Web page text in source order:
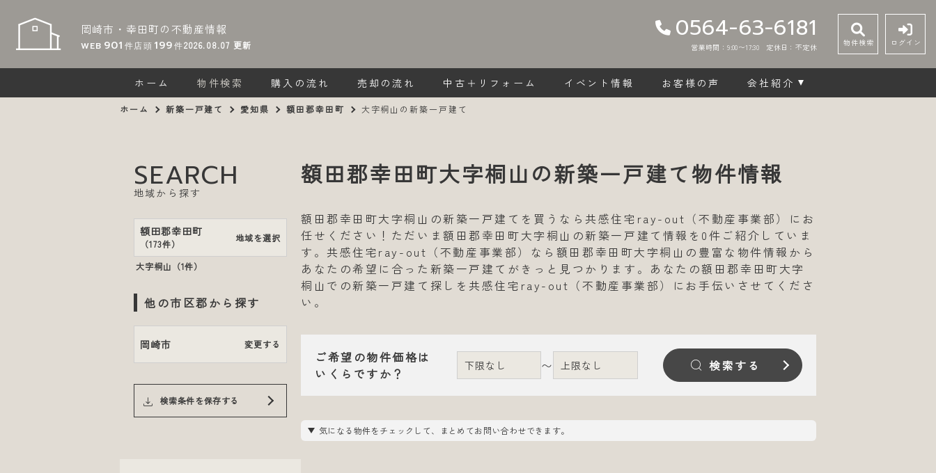
岡崎市・幸田町の不動産情報
WEB 901 件店頭 199件2026.08.07 更新
0564-63-6181
営業時間：9:00〜17:30 定休日：不定休 物件検索 ログイン
ホーム 物件検索 購入の流れ 売却の流れ 中古＋リフォーム イベント情報 お客様の声 会社紹介
ホーム 新築一戸建て 愛知県 額田郡幸田町 大字桐山の新築一戸建て
額田郡幸田町大字桐山の新築一戸建て物件情報
額田郡幸田町大字桐山の新築一戸建てを買うなら共感住宅ray-out（不動産事業部）にお
任せください！ただいま額田郡幸田町大字桐山の新築一戸建て情報を0件ご紹介していま
す。共感住宅ray-out（不動産事業部）なら額田郡幸田町大字桐山の豊富な物件情報から
あなたの希望に合った新築一戸建てがきっと見つかります。あなたの額田郡幸田町大字
桐山での新築一戸建て探しを共感住宅ray-out（不動産事業部）にお手伝いさせてくださ
い。
ご希望の物件価格は
いくらですか？
〜 検索する
気になる物件をチェックして、まとめてお問い合わせできます。
SEARCH
地域から探す
額田郡幸田町
（173件）
地域を選択
大字桐山（1件）
他の市区郡から探す
岡崎市 変更する
検索条件を保存する